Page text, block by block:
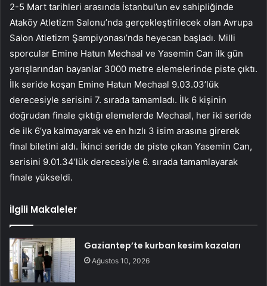
2-5 Mart tarihleri ​​arasında İstanbul’un ev sahipliğinde
Ataköy Atletizm Salonu’nda gerçekleştirilecek olan Avrupa
Salon Atletizm Şampiyonası’nda heyecan başladı. Milli
sporcular Emine Hatun Mechaal ve Yasemin Can ilk gün
yarışlarından bayanlar 3000 metre elemelerinde piste çıktı.
İlk seride koşan Emine Hatun Mechaal 9.03.03’lük
derecesiyle serisini 7. sırada tamamladı. İlk 6 kişinin
doğrudan finale çıktığı elemelerde Mechaal, her iki seride
de ilk 6’ya kalmayarak ve en hızlı 3 isim arasına girerek
final biletini aldı. İkinci seride de piste çıkan Yasemin Can,
serisini 9.01.34’lük derecesiyle 6. sırada tamamlayarak
finale yükseldi.
İlgili Makaleler
Gaziantep’te kurban kesim kazaları
Ağustos 10, 2026